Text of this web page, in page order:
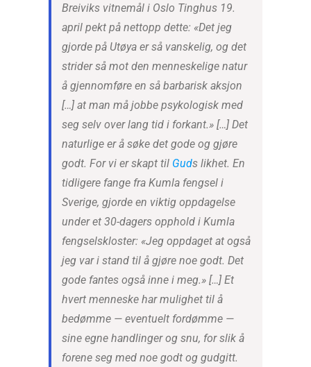
Breiviks vitnemål i Oslo Tinghus 19.
april pekt på nettopp dette: «Det jeg
gjorde på Utøya er så vanskelig, og det
strider så mot den menneskelige natur
å gjennomføre en så barbarisk aksjon
[…] at man må jobbe psykologisk med
seg selv over lang tid i forkant.» […] Det
naturlige er å søke det gode og gjøre
godt. For vi er skapt til Guds likhet. En
tidligere fange fra Kumla fengsel i
Sverige, gjorde en viktig oppdagelse
under et 30-dagers opphold i Kumla
fengselskloster: «Jeg oppdaget at også
jeg var i stand til å gjøre noe godt. Det
gode fantes også inne i meg.» […] Et
hvert menneske har mulighet til å
bedømme — eventuelt fordømme —
sine egne handlinger og snu, for slik å
forene seg med noe godt og gudgitt.